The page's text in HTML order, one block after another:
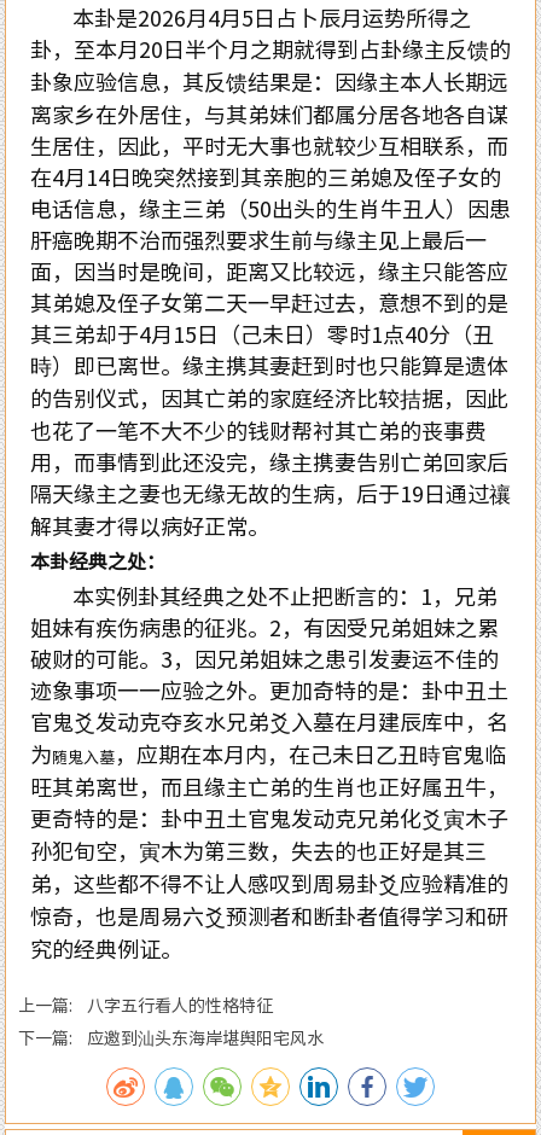
本卦是2026月4月5日占卜辰月运势所得之
卦，至本月20日半个月之期就得到占卦缘主反馈的
卦象应验信息，其反馈结果是：因缘主本人长期远
离家乡在外居住，与其弟妹们都属分居各地各自谋
生居住，因此，平时无大事也就较少互相联系，而
在4月14日晚突然接到其亲胞的三弟媳及侄子女的
电话信息，缘主三弟（50出头的生肖牛丑人）因患
肝癌晚期不治而强烈要求生前与缘主见上最后一
面，因当时是晚间，距离又比较远，缘主只能答应
其弟媳及侄子女第二天一早赶过去，意想不到的是
其三弟却于4月15日（己未日）零时1点40分（丑
時）即已离世。缘主携其妻赶到时也只能算是遗体
的告别仪式，因其亡弟的家庭经济比较拮据，因此
也花了一笔不大不少的钱财帮衬其亡弟的丧事费
用，而事情到此还没完，缘主携妻告别亡弟回家后
隔天缘主之妻也无缘无故的生病，后于19日通过禳
解其妻才得以病好正常。
本卦经典之处：
本实例卦其经典之处不止把断言的： 1，兄弟
姐妹有疾伤病患的征兆。 2，有因受兄弟姐妹之累
破财的可能。 3，因兄弟姐妹之患引发妻运不佳的
迹象事项一一应验之外。更加奇特的是：卦中丑土
官鬼爻发动克夺亥水兄弟爻入墓在月建辰库中，名
为随鬼入墓，应期在本月内，在己未日乙丑時官鬼临
旺其弟离世，而且缘主亡弟的生肖也正好属丑牛，
更奇特的是：卦中丑土官鬼发动克兄弟化爻寅木子
孙犯旬空，寅木为第三数，失去的也正好是其三
弟，这些都不得不让人感叹到周易卦爻应验精准的
惊奇，也是周易六爻预测者和断卦者值得学习和研
究的经典例证。
上一篇: 八字五行看人的性格特征
下一篇: 应邀到汕头东海岸堪舆阳宅风水